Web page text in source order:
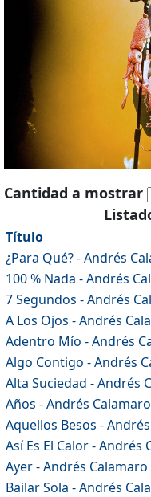
Cantidad a mostrar
Título
¿Para Qué? - Andrés
100 % Nada - Andrés
7 Segundos - Andrés
A Los Ojos - Andrés
Adentro Mío - Andrés
Algo Contigo - Andrés
Alta Suciedad - Andrés
Años - Andrés Calamaro
Aquellos Besos -
Así Es El Calor - Andrés
Ayer - Andrés Calamaro
Bailar Sola - Andrés